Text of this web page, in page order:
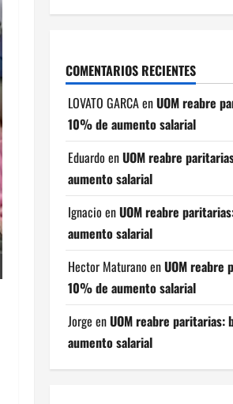
COMENTARIOS RECIENTES
LOVATO GARCAenUOM reabre
10% de aumento salarial
Eduardo enUOM reabre
aumento salarial
Ignacio enUOM reabre
aumento salarial
Hector Maturano enUOM reabre
10% de aumento salarial
Jorge enUOM reabre paritarias:
aumento salarial